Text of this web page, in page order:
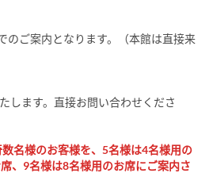
のご案内となります。（本館は直接来
します。直接お問い合わせくださ
名様のお客様を、5名様は4名様用の
、9名様は8名様用のお席にご案内さ